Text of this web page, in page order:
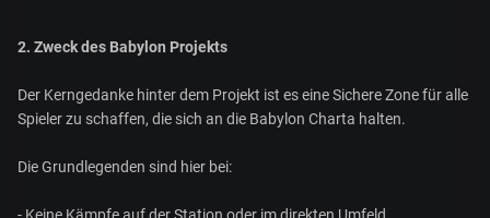
2. Zweck des Babylon Projekts
Der Kerngedanke hinter dem Projekt ist es eine Sichere Zone für alle
Spieler zu schaffen, die sich an die Babylon Charta halten.
Die Grundlegenden sind hier bei: